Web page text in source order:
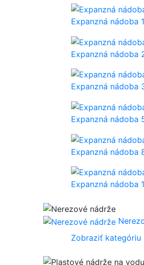
Expanzná nádoba
Expanzná nádoba
Expanzná nádoba
Expanzná nádoba
Expanzná nádoba
Expanzná nádoba
Zobraziť kategóriu